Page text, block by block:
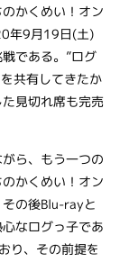
かくめい！オン
年9月19日(土)
である。”ログ
共有してきたか
見切れ席も完売
ら、もう一つの
かくめい！オン
の後Blu-rayと
なログっ子であ
り、その前提を